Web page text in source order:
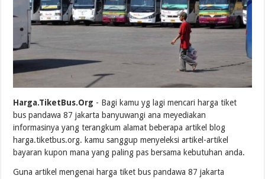
Harga.TiketBus.Org - Bagi kamu yg lagi mencari harga tiket
bus pandawa 87 jakarta banyuwangi ana meyediakan
informasinya yang terangkum alamat beberapa artikel blog
harga.tiketbus.org. kamu sanggup menyeleksi artikel-artikel
bayaran kupon mana yang paling pas bersama kebutuhan anda.
Guna artikel mengenai harga tiket bus pandawa 87 jakarta